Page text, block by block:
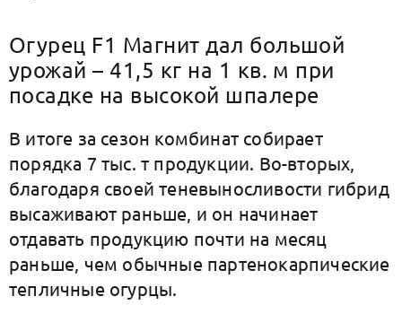
Огурец F1 Магнит дал большой
урожай – 41,5 кг на 1 кв. м при
посадке на высокой шпалере
В итоге за сезон комбинат собирает
порядка 7 тыс. т продукции. Во-вторых,
благодаря своей теневыносливости гибрид
высаживают раньше, и он начинает
отдавать продукцию почти на месяц
раньше, чем обычные партенокарпические
тепличные огурцы.